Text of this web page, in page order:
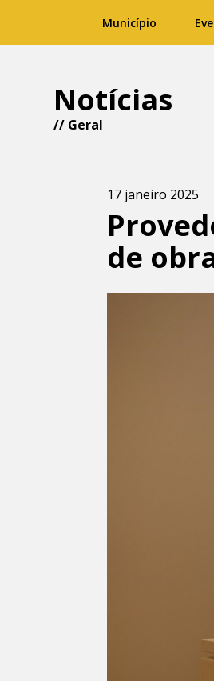
Município
Notícias
// Geral
17 janeiro 2025
de